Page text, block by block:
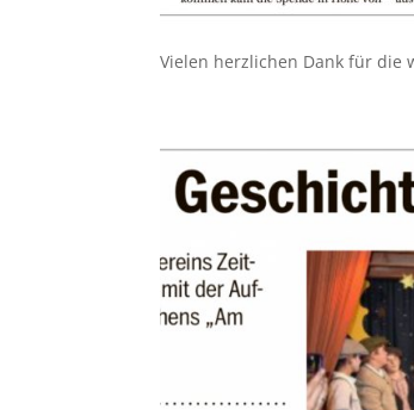
Vielen herzlichen Dank für die